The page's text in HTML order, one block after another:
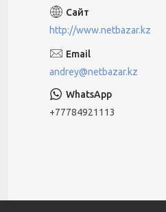
http://www.netbazar.kz
andrey@netbazar.kz
+77784921113